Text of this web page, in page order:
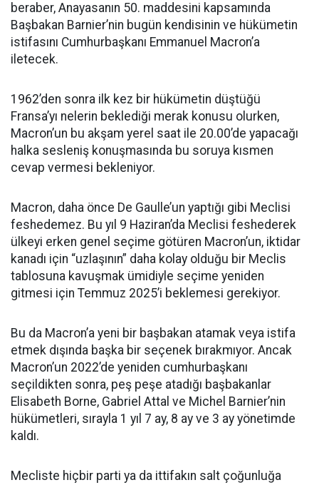
beraber, Anayasanın 50. maddesini kapsamında
Başbakan Barnier’nin bugün kendisinin ve hükümetin
istifasını Cumhurbaşkanı Emmanuel Macron’a
iletecek.
1962’den sonra ilk kez bir hükümetin düştüğü
Fransa’yı nelerin beklediği merak konusu olurken,
Macron’un bu akşam yerel saat ile 20.00’de yapacağı
halka sesleniş konuşmasında bu soruya kısmen
cevap vermesi bekleniyor.
Macron, daha önce De Gaulle’un yaptığı gibi Meclisi
feshedemez. Bu yıl 9 Haziran’da Meclisi feshederek
ülkeyi erken genel seçime götüren Macron’un, iktidar
kanadı için “uzlaşının” daha kolay olduğu bir Meclis
tablosuna kavuşmak ümidiyle seçime yeniden
gitmesi için Temmuz 2025’i beklemesi gerekiyor.
Bu da Macron’a yeni bir başbakan atamak veya istifa
etmek dışında başka bir seçenek bırakmıyor. Ancak
Macron’un 2022’de yeniden cumhurbaşkanı
seçildikten sonra, peş peşe atadığı başbakanlar
Elisabeth Borne, Gabriel Attal ve Michel Barnier’nin
hükümetleri, sırayla 1 yıl 7 ay, 8 ay ve 3 ay yönetimde
kaldı.
Mecliste hiçbir parti ya da ittifakın salt çoğunluğa